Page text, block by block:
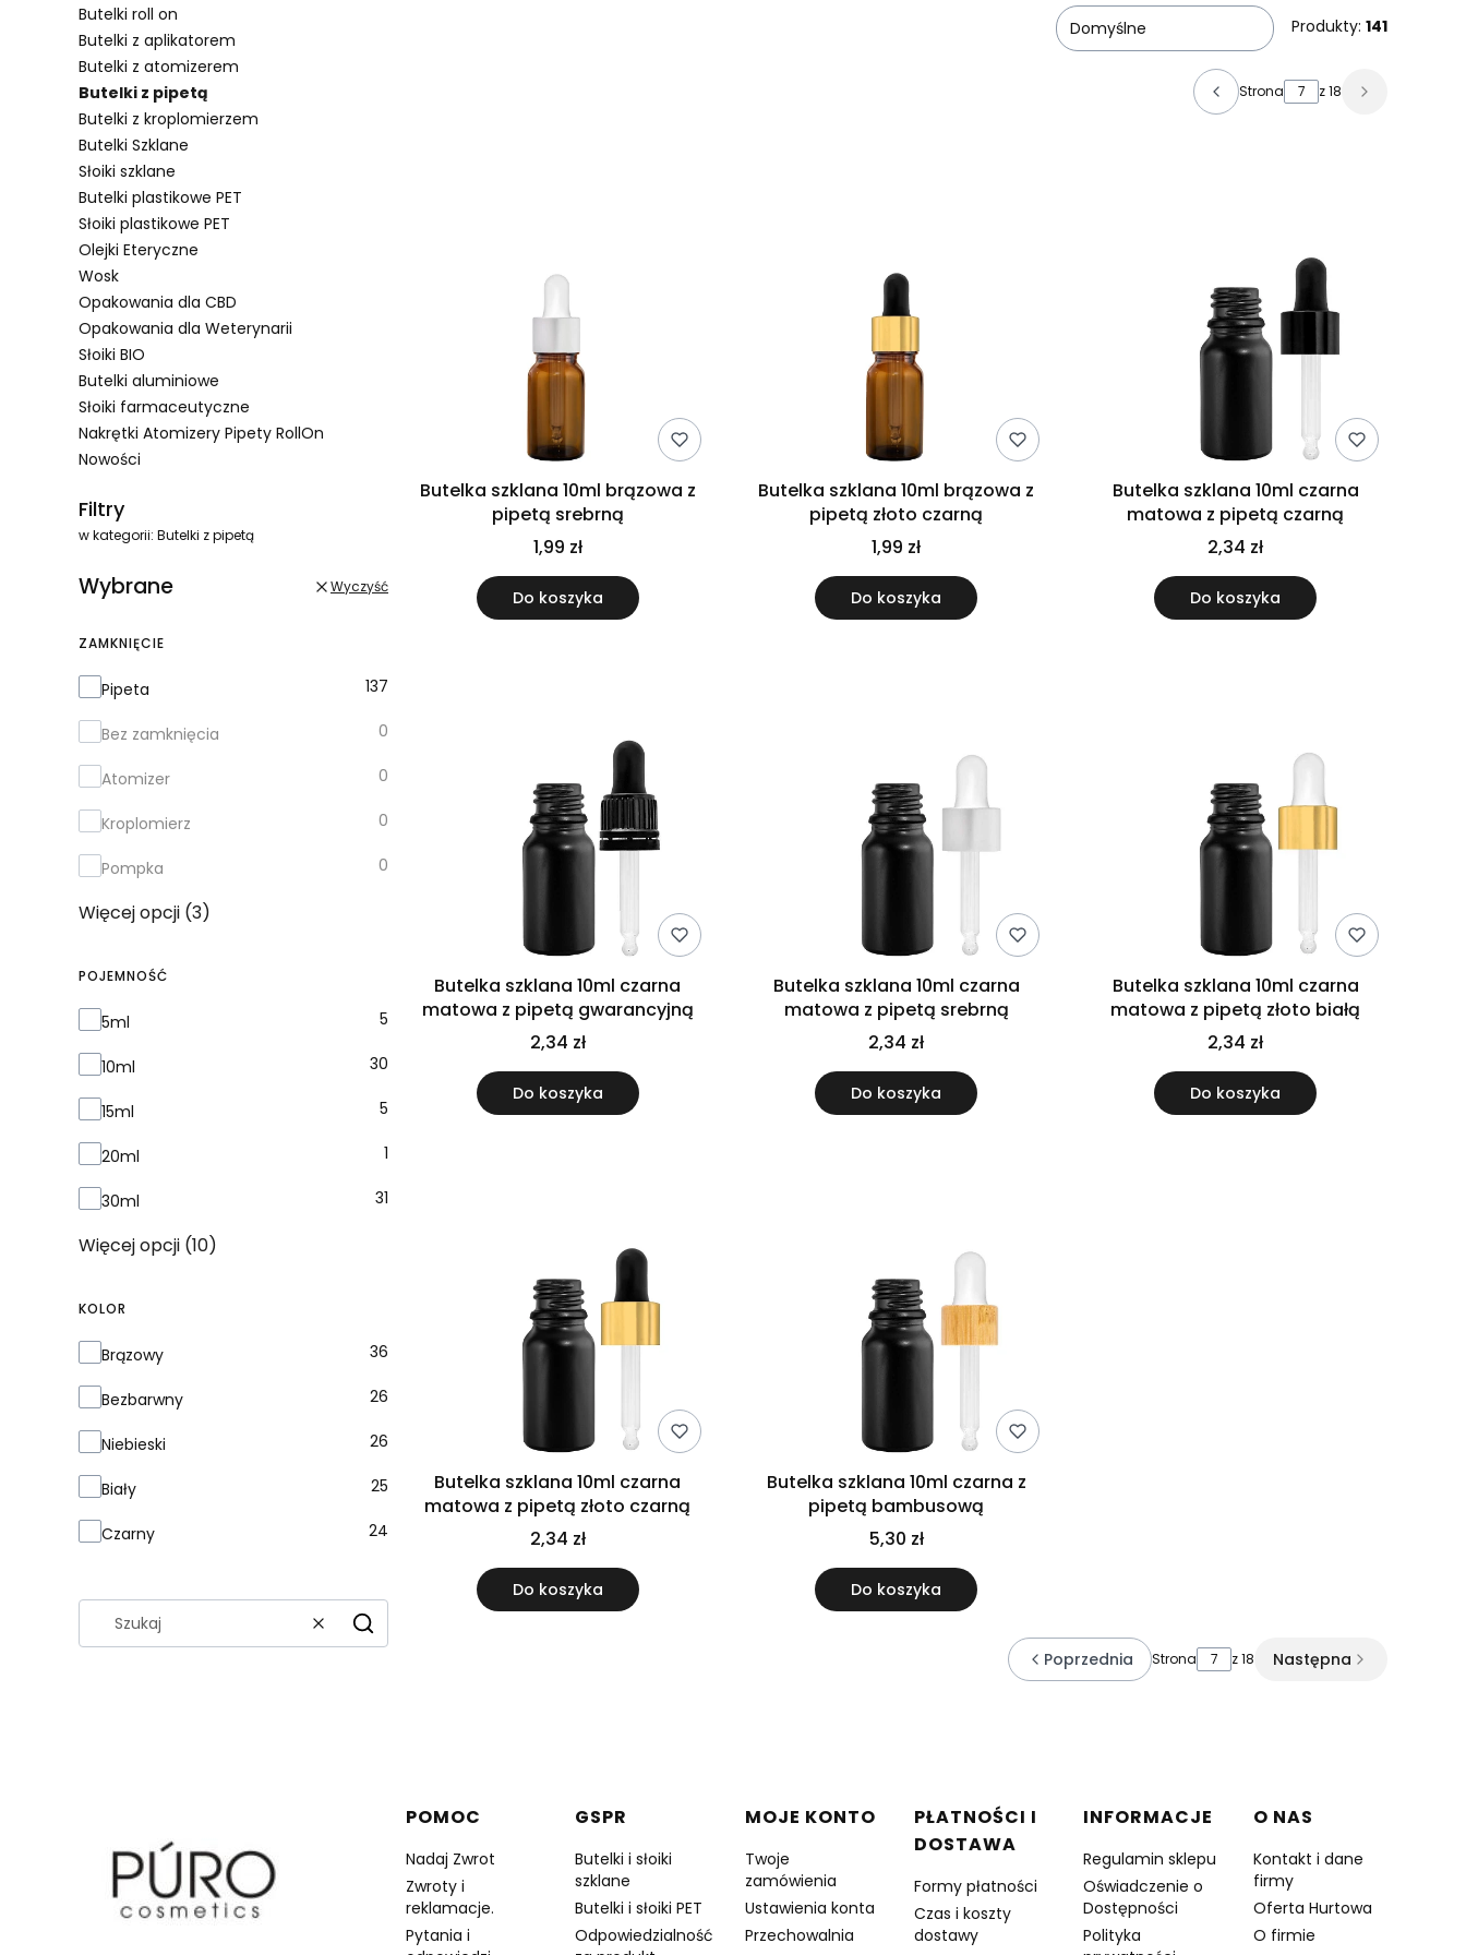
Butelki roll on
Butelki z aplikatorem
Butelki z atomizerem
Butelki z pipetą
Butelki z kroplomierzem
Butelki Szklane
Słoiki szklane
Butelki plastikowe PET
Słoiki plastikowe PET
Olejki Eteryczne
Wosk
Opakowania dla CBD
Opakowania dla Weterynarii
Słoiki BIO
Butelki aluminiowe
Słoiki farmaceutyczne
Nakrętki Atomizery Pipety RollOn
Nowości
Filtry
w kategorii: Butelki z pipetą
Wybrane Wyczyść
ZAMKNIĘCIE
Zamknięcie
Pipeta 137
Bez zamknięcia 0
Atomizer 0
Kroplomierz 0
Pompka 0
Więcej opcji (3)
POJEMNOŚĆ
Pojemność
5ml 5
10ml 30
15ml 5
20ml 1
30ml 31
Więcej opcji (10)
KOLOR
Kolor
Brązowy 36
Bezbarwny 26
Niebieski 26
Biały 25
Czarny 24
WyczyśćSzukaj
Domyślne Produkty: 141
Strona z 18
Butelka szklana 10ml brązowa z
pipetą srebrną
1,99 zł
Do koszyka
Butelka szklana 10ml brązowa z
pipetą złoto czarną
1,99 zł
Do koszyka
Butelka szklana 10ml czarna
matowa z pipetą czarną
2,34 zł
Do koszyka
Butelka szklana 10ml czarna
matowa z pipetą gwarancyjną
2,34 zł
Do koszyka
Butelka szklana 10ml czarna
matowa z pipetą srebrną
2,34 zł
Do koszyka
Butelka szklana 10ml czarna
matowa z pipetą złoto białą
2,34 zł
Do koszyka
Butelka szklana 10ml czarna
matowa z pipetą złoto czarną
2,34 zł
Do koszyka
Butelka szklana 10ml czarna z
pipetą bambusową
5,30 zł
Do koszyka
Poprzednia Strona z 18 Następna
Linki w stopce
POMOC
Nadaj Zwrot
Zwroty i
reklamacje.
Pytania i
GSPR
Butelki i słoiki
szklane
Butelki i słoiki PET
Odpowiedzialność
MOJE KONTO
Twoje
zamówienia
Ustawienia konta
Przechowalnia
PŁATNOŚCI I
DOSTAWA
Formy płatności
Czas i koszty
dostawy
INFORMACJE
Regulamin sklepu
Oświadczenie o
Dostępności
Polityka
O NAS
Kontakt i dane
firmy
Oferta Hurtowa
O firmie